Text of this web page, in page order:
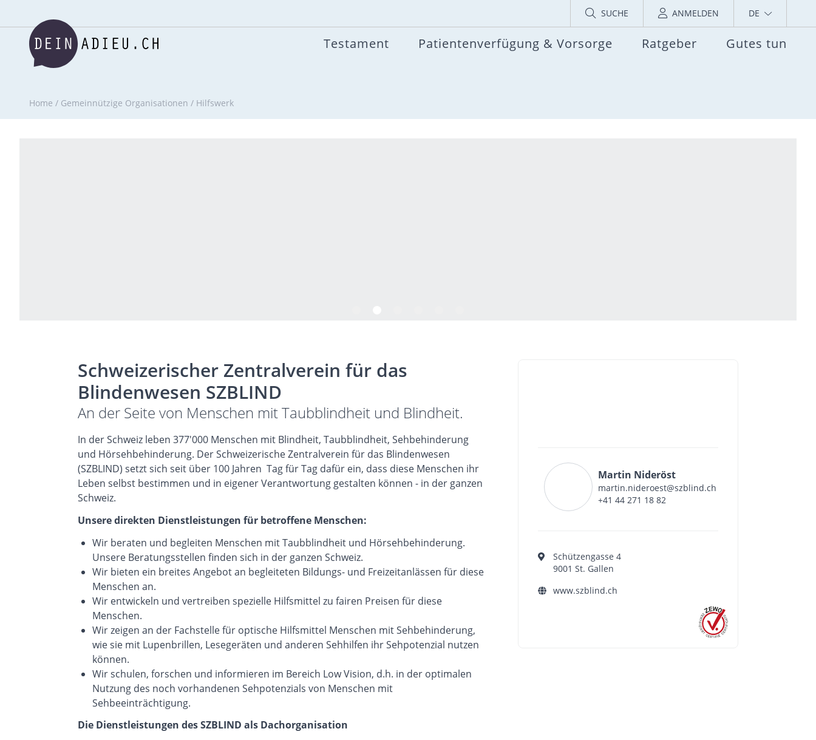
SUCHE ANMELDEN DE
Testament Patientenverfügung & Vorsorge Ratgeber Gutes tun
Home / Gemeinnützige Organisationen / Hilfswerk
Schweizerischer Zentralverein für das
Blindenwesen SZBLIND
An der Seite von Menschen mit Taubblindheit und Blindheit.
In der Schweiz leben 377'000 Menschen mit Blindheit, Taubblindheit, Sehbehinderung
und Hörsehbehinderung. Der Schweizerische Zentralverein für das Blindenwesen
(SZBLIND) setzt sich seit über 100 Jahren Tag für Tag dafür ein, dass diese Menschen ihr
Leben selbst bestimmen und in eigener Verantwortung gestalten können - in der ganzen
Schweiz.
Unsere direkten Dienstleistungen für betroffene Menschen:
Wir beraten und begleiten Menschen mit Taubblindheit und Hörsehbehinderung.
Unsere Beratungsstellen finden sich in der ganzen Schweiz.
Wir bieten ein breites Angebot an begleiteten Bildungs- und Freizeitanlässen für diese
Menschen an.
Wir entwickeln und vertreiben spezielle Hilfsmittel zu fairen Preisen für diese
Menschen.
Wir zeigen an der Fachstelle für optische Hilfsmittel Menschen mit Sehbehinderung,
wie sie mit Lupenbrillen, Lesegeräten und anderen Sehhilfen ihr Sehpotenzial nutzen
können.
Wir schulen, forschen und informieren im Bereich Low Vision, d.h. in der optimalen
Nutzung des noch vorhandenen Sehpotenzials von Menschen mit
Sehbeeinträchtigung.
Die Dienstleistungen des SZBLIND als Dachorganisation
Martin Nideröst
martin.nideroest@szblind.ch
+41 44 271 18 82
Schützengasse 4
9001 St. Gallen
www.szblind.ch